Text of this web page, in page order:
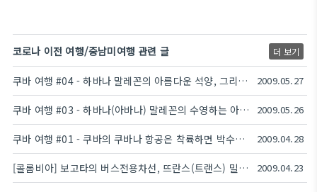
코로나 이전 여행/중남미여행 관련 글 더 보기
쿠바 여행 #04 - 하바나 말레꼰의 아름다운 석양, 그리고 사람들.. 2009.05.27
쿠바 여행 #03 - 하바나(아바나) 말레꼰의 수영하는 아이들 2009.05.26
쿠바 여행 #01 - 쿠바의 쿠바나 항공은 착륙하면 박수를 칩니다 2009.04.28
[콜롬비아] 보고타의 버스전용차선, 뜨란스(트랜스) 밀레니오(Trans Milenio) 2009.04.23